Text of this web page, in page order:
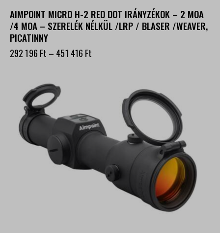
AIMPOINT MICRO H-2 RED DOT IRÁNYZÉKOK – 2 MOA
/4 MOA – SZERELÉK NÉLKÜL /LRP / BLASER /WEAVER,
PICATINNY
292 196 Ft – 451 416 Ft